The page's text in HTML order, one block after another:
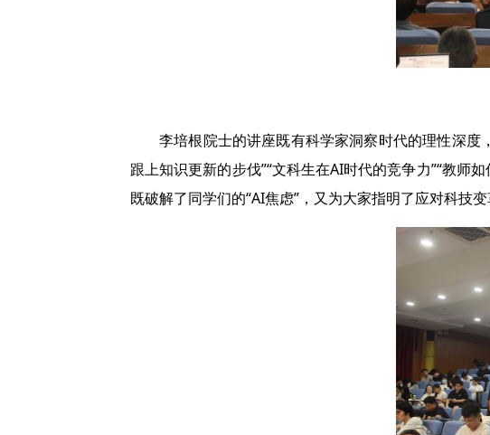
李培根院士的讲座既有科学家洞察时代的理性深
跟上知识更新的步伐”“文科生在AI时代的竞争力”“教师
既破解了同学们的“AI焦虑”，又为大家指明了应对科技变